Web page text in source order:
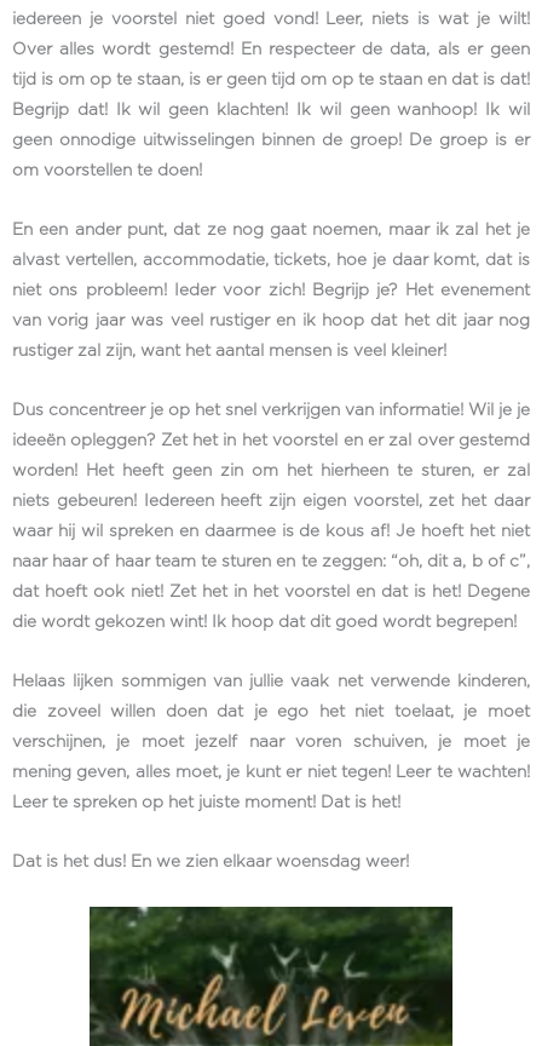
iedereen je voorstel niet goed vond! Leer, niets is wat je wilt!
Over alles wordt gestemd! En respecteer de data, als er geen
tijd is om op te staan, is er geen tijd om op te staan en dat is dat!
Begrijp dat! Ik wil geen klachten! Ik wil geen wanhoop! Ik wil
geen onnodige uitwisselingen binnen de groep! De groep is er
om voorstellen te doen!
En een ander punt, dat ze nog gaat noemen, maar ik zal het je
alvast vertellen, accommodatie, tickets, hoe je daar komt, dat is
niet ons probleem! Ieder voor zich! Begrijp je? Het evenement
van vorig jaar was veel rustiger en ik hoop dat het dit jaar nog
rustiger zal zijn, want het aantal mensen is veel kleiner!
Dus concentreer je op het snel verkrijgen van informatie! Wil je je
ideeën opleggen? Zet het in het voorstel en er zal over gestemd
worden! Het heeft geen zin om het hierheen te sturen, er zal
niets gebeuren! Iedereen heeft zijn eigen voorstel, zet het daar
waar hij wil spreken en daarmee is de kous af! Je hoeft het niet
naar haar of haar team te sturen en te zeggen: “oh, dit a, b of c”,
dat hoeft ook niet! Zet het in het voorstel en dat is het! Degene
die wordt gekozen wint! Ik hoop dat dit goed wordt begrepen!
Helaas lijken sommigen van jullie vaak net verwende kinderen,
die zoveel willen doen dat je ego het niet toelaat, je moet
verschijnen, je moet jezelf naar voren schuiven, je moet je
mening geven, alles moet, je kunt er niet tegen! Leer te wachten!
Leer te spreken op het juiste moment! Dat is het!
Dat is het dus! En we zien elkaar woensdag weer!